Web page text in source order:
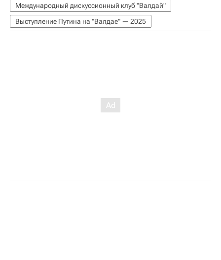
Международный дискуссионный клуб "Валдай"
Выступление Путина на "Валдае" — 2025